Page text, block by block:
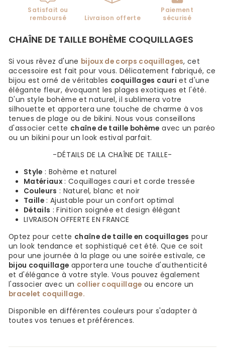
Satisfait ou
remboursé
Livraison offerte
Paiement
sécurisé
CHAÎNE DE TAILLE BOHÈME COQUILLAGES
Si vous rêvez d'une bijoux de corps coquillages, cet
accessoire est fait pour vous. Délicatement fabriqué, ce
bijou est orné de véritables coquillages cauri et d'une
élégante fleur, évoquant les plages exotiques et l'été.
D'un style bohème et naturel, il sublimera votre
silhouette et apportera une touche de charme à vos
tenues de plage ou de bikini. Nous vous conseillons
d'associer cette chaîne de taille bohème avec un paréo
ou un bikini pour un look estival parfait.
-DÉTAILS DE LA CHAÎNE DE TAILLE-
Style : Bohème et naturel
Matériaux : Coquillages cauri et corde tressée
Couleurs : Naturel, blanc et noir
Taille : Ajustable pour un confort optimal
Détails : Finition soignée et design élégant
LIVRAISON OFFERTE EN FRANCE
Optez pour cette chaîne de taille en coquillages pour
un look tendance et sophistiqué cet été. Que ce soit
pour une journée à la plage ou une soirée estivale, ce
bijou coquillage apportera une touche d'authenticité
et d'élégance à votre style. Vous pouvez également
l'associer avec un collier coquillage ou encore un
bracelet coquillage.
Disponible en différentes couleurs pour s'adapter à
toutes vos tenues et préférences.